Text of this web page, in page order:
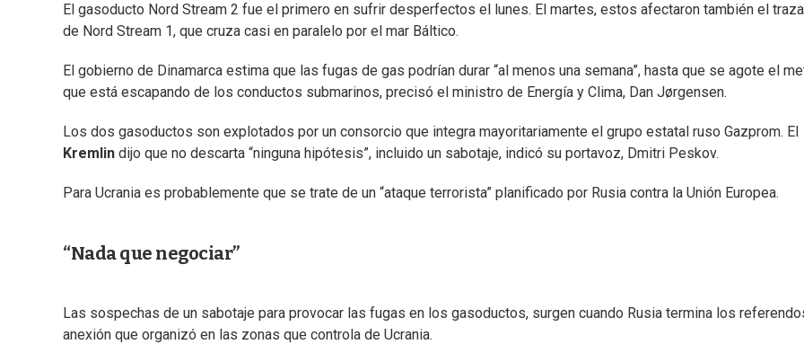
El gasoducto Nord Stream 2 fue el primero en sufrir desperfectos el lunes. El martes, estos afectaron también el
de Nord Stream 1, que cruza casi en paralelo por el mar Báltico.
El gobierno de Dinamarca estima que las fugas de gas podrían durar “al menos una semana”, hasta que se agote el
que está escapando de los conductos submarinos, precisó el ministro de Energía y Clima, Dan Jørgensen.
Los dos gasoductos son explotados por un consorcio que integra mayoritariamente el grupo estatal ruso Gazprom. El
Kremlin dijo que no descarta “ninguna hipótesis”, incluido un sabotaje, indicó su portavoz, Dmitri Peskov.
Para Ucrania es probablemente que se trate de un “ataque terrorista” planificado por Rusia contra la Unión Europea.
“Nada que negociar”
Las sospechas de un sabotaje para provocar las fugas en los gasoductos, surgen cuando Rusia termina los
anexión que organizó en las zonas que controla de Ucrania.